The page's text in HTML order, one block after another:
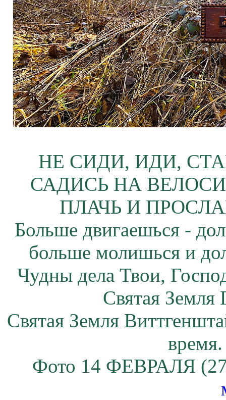
НЕ СИДИ, ИДИ,
САДИСЬ НА
ПЛАЧЬ И
Больше двигаешься -
больше молишься и
Чудны дела Твои,
Святая
Святая Земля
Фото 14 ФЕВРАЛЯ